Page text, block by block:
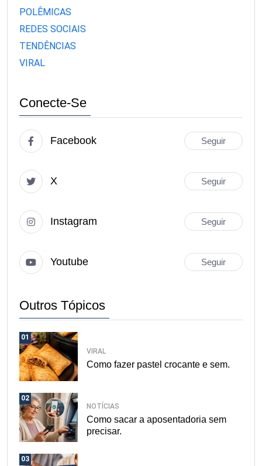
POLÊMICAS
REDES SOCIAIS
TENDÊNCIAS
VIRAL
Conecte-Se
Facebook Seguir
X Seguir
Instagram Seguir
Youtube Seguir
Outros Tópicos
01
VIRAL
Como fazer pastel crocante e sem.
02
NOTÍCIAS
Como sacar a aposentadoria sem
precisar.
03